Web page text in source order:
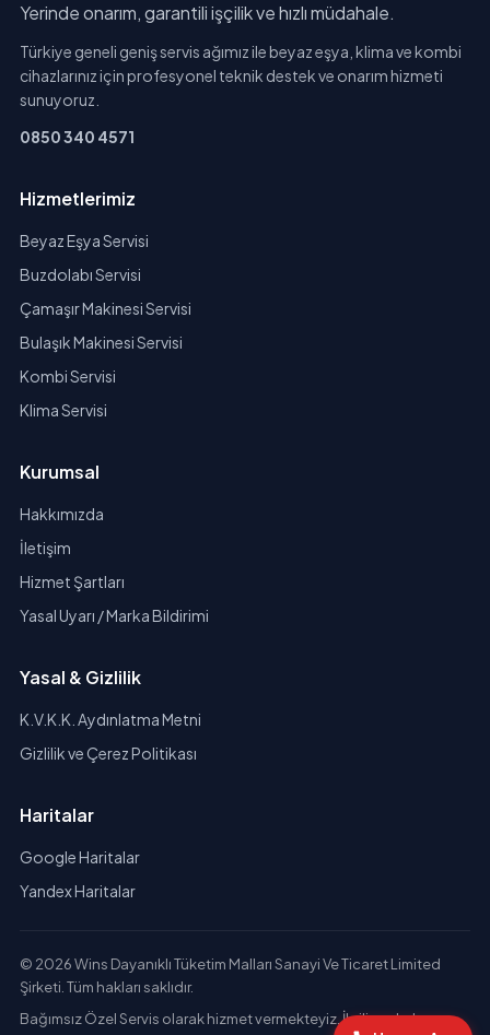
Yerinde onarım, garantili işçilik ve hızlı müdahale.
Türkiye geneli geniş servis ağımız ile beyaz eşya, klima ve kombi
cihazlarınız için profesyonel teknik destek ve onarım hizmeti
sunuyoruz.
0850 340 4571
Hizmetlerimiz
Beyaz Eşya Servisi
Buzdolabı Servisi
Çamaşır Makinesi Servisi
Bulaşık Makinesi Servisi
Kombi Servisi
Klima Servisi
Kurumsal
Hakkımızda
İletişim
Hizmet Şartları
Yasal Uyarı / Marka Bildirimi
Yasal & Gizlilik
K.V.K.K. Aydınlatma Metni
Gizlilik ve Çerez Politikası
Haritalar
Google Haritalar
Yandex Haritalar
© 2026 Wins Dayanıklı Tüketim Malları Sanayi Ve Ticaret Limited
Şirketi. Tüm hakları saklıdır.
Bağımsız Özel Servis olarak hizmet vermekteyiz. İlgili markaların